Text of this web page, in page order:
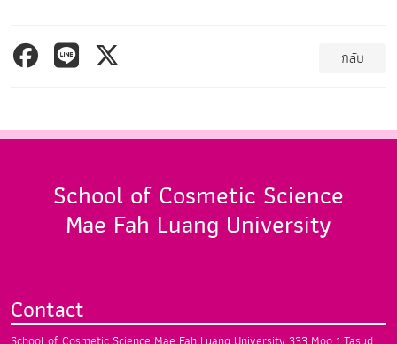
กลับ
School of Cosmetic Science
Mae Fah Luang University
Contact